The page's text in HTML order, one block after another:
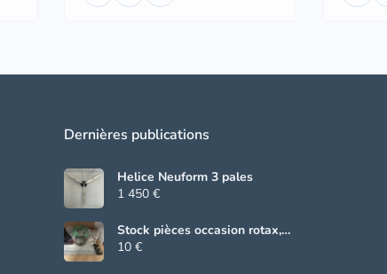
Dernières publications
Helice Neuform 3 pales
1 450 €
Stock pièces occasion rotax,
Beringer, grs
10 €